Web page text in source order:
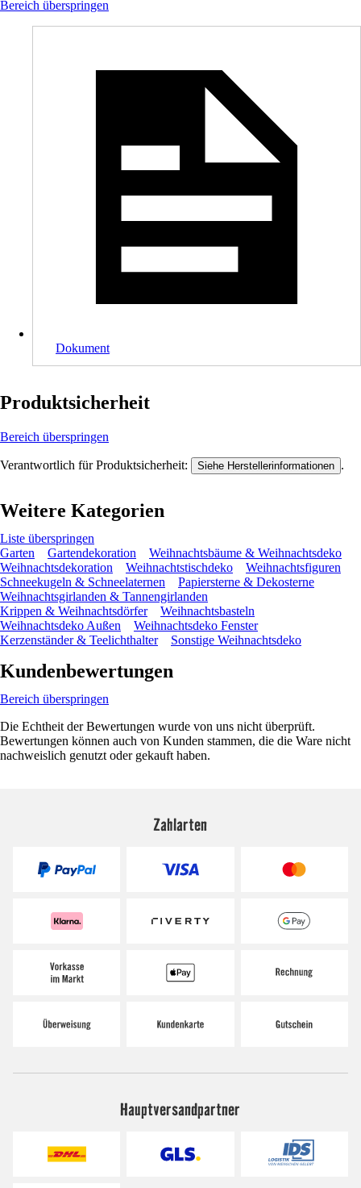
Bereich überspringen
Dokument
Produktsicherheit
Bereich überspringen
Verantwortlich für Produktsicherheit: Siehe Herstellerinformationen .
Weitere Kategorien
Liste überspringen
Garten
Gartendekoration
Weihnachtsbäume & Weihnachtsdeko
Weihnachtsdekoration
Weihnachtstischdeko
Weihnachtsfiguren
Schneekugeln & Schneelaternen
Papiersterne & Dekosterne
Weihnachtsgirlanden & Tannengirlanden
Krippen & Weihnachtsdörfer
Weihnachtsbasteln
Weihnachtsdeko Außen
Weihnachtsdeko Fenster
Kerzenständer & Teelichthalter
Sonstige Weihnachtsdeko
Kundenbewertungen
Bereich überspringen
Die Echtheit der Bewertungen wurde von uns nicht überprüft.
Bewertungen können auch von Kunden stammen, die die Ware nicht
nachweislich genutzt oder gekauft haben.
Zahlarten
Hauptversandpartner